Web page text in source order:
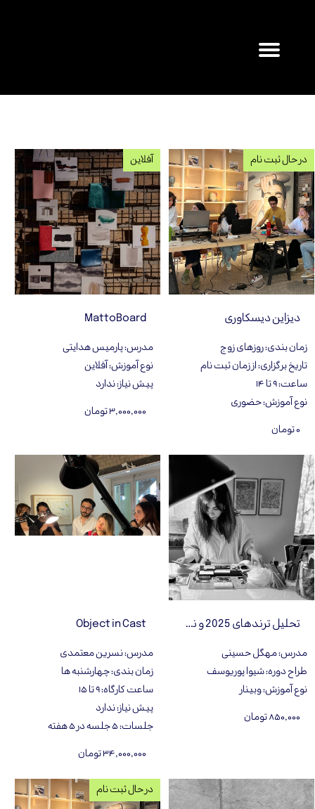
دیزاین دیسکاوری
زمان بندی:روزهای زوج
تاریخ برگزاری:از زمان ثبت نام
ساعت:۹ تا ۱۴
نوع آموزش:حضوری
۰ تومان
در حال ثبت نام
MattoBoard
مدرس:پارميس هدايتى
نوع آموزش:آفلاین
پیش نیاز:ندارد
۳,۰۰۰,۰۰۰ تومان
آفلاین
تحلیل ترندهای 2025 و نگاهی به روند های نوظهور 2026 در آثار طراحان برجسته جهان
مدرس:مهگل حسینی
طراح دوره:شیوا پوریوسف
نوع آموزش:وبینار
۸۵۰,۰۰۰ تومان
Object in Cast
مدرس:نسرین معتمدی
زمان بندی:چهارشنبه ها
ساعت کارگاه:۹ تا ۱۵
پیش نیاز:ندارد
جلسات:۵ جلسه در ۵ هفته
۳۴,۰۰۰,۰۰۰ تومان
در حال ثبت نام